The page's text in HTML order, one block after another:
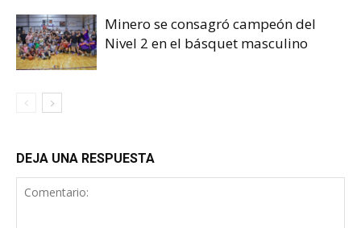
Minero se consagró campeón del
Nivel 2 en el básquet masculino
DEJA UNA RESPUESTA